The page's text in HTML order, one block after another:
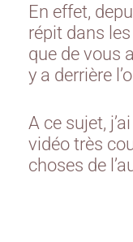
En effet,
répit dans
que de vous
y a derrière
A ce sujet,
vidéo très
choses de